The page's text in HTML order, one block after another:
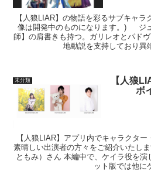
【人狼LIAR】の物語を彩るサブキャ
像は開発中のものになります。) ジ
師】の肩書きも持つ。ガリレオとパド
地動説を支持しており異
未分類
【人狼
ボ
【人狼LIAR】アプリ内でキャラクタ
素晴しい出演者の方々をご紹介いた
ともみ）さん 本編中で、ケイラ役を演
ット版では他に